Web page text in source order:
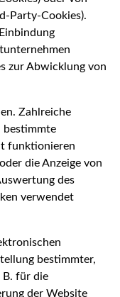
Party-Cookies).
zur Abwicklung von
Zahlreiche
bestimmte
funktionieren
die Anzeige von
des
verwendet
bestimmter,
B. für die
der Website